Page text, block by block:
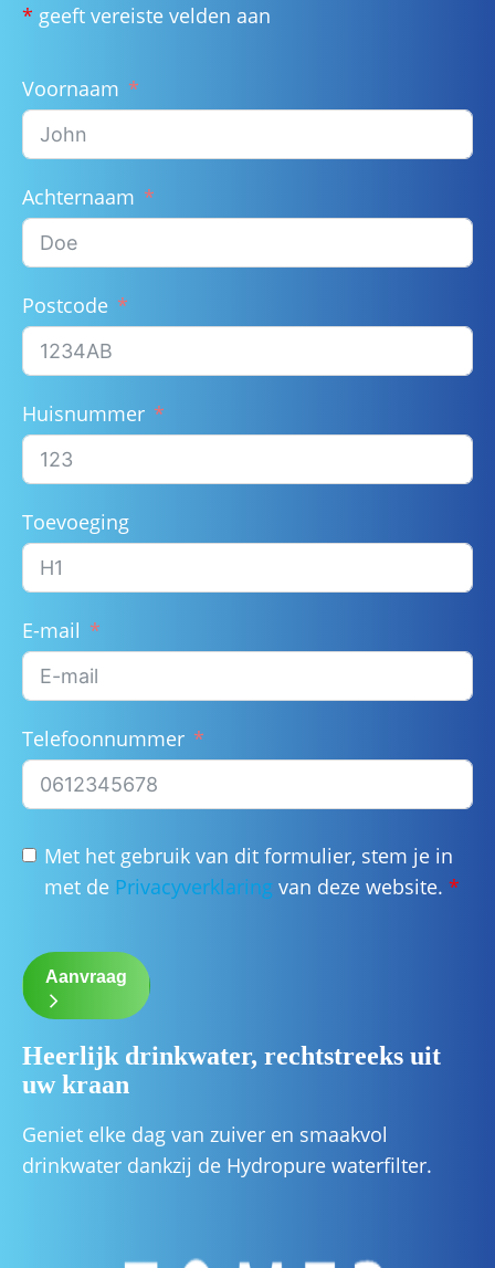
Heerlijk drinkwater, rechtstreeks uit
uw kraan
Geniet elke dag van zuiver en smaakvol
drinkwater dankzij de Hydropure waterfilter.
* geeft vereiste velden aan
Voornaam
Achternaam
Postcode
Huisnummer
Toevoeging
E-mail
Telefoonnummer
Met het gebruik van dit formulier, stem je in
met de Privacyverklaring van deze website. *
Aanvraag